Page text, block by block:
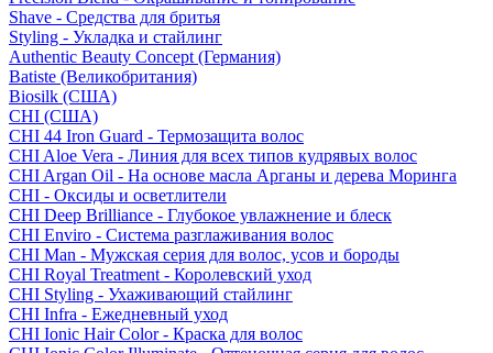
Shave - Средства для бритья
Styling - Укладка и стайлинг
Authentic Beauty Concept (Германия)
Batiste (Великобритания)
Biosilk (США)
CHI (США)
CHI 44 Iron Guard - Термозащита волос
CHI Aloe Vera - Линия для всех типов кудрявых волос
CHI Argan Oil - На основе масла Арганы и дерева Моринга
CHI - Оксиды и осветлители
CHI Deep Brilliance - Глубокое увлажнение и блеск
CHI Enviro - Система разглаживания волос
CHI Man - Мужская серия для волос, усов и бороды
CHI Royal Treatment - Королевский уход
CHI Styling - Ухаживающий стайлинг
CHI Infra - Ежедневный уход
CHI Ionic Hair Color - Краска для волос